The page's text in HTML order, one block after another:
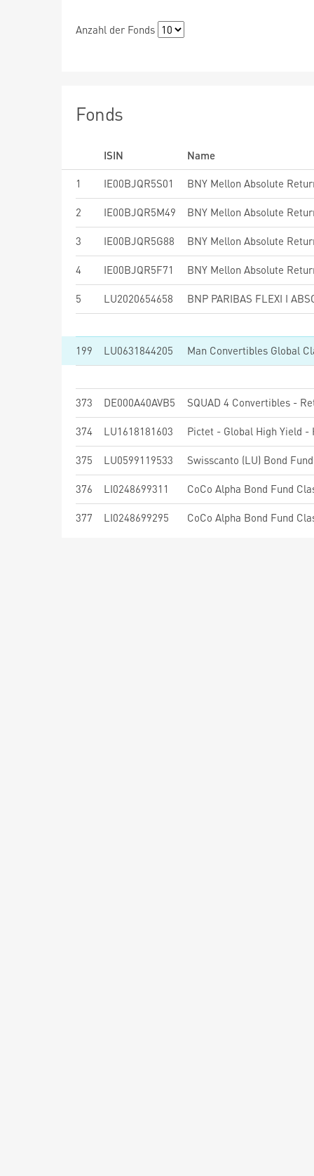
Anzahl der Fonds
Fonds
ISIN
Name
1
IE00BJQR5S01
2 IE00BJQR5M49
3 IE00BJQR5G88
4 IE00BJQR5F71
5 LU2020654658
199 LU0631844205 Man Convertibles Global
373 DE000A40AVB5 SQUAD 4 Convertibles -
374 LU1618181603 Pictet - Global High Yield -
375 LU0599119533 Swisscanto (LU) Bond
376 LI0248699311 CoCo Alpha Bond Fund
377 LI0248699295 CoCo Alpha Bond Fund